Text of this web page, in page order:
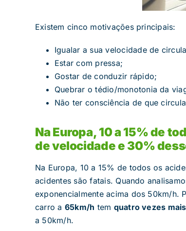
Existem cinco motivações principais:
Igualar a sua velocidade de
Estar com pressa;
Gostar de conduzir rápido;
Quebrar o tédio/monotonia da
Não ter consciência de que
Na Europa, 10 a 15% de
de velocidade e 30%
Na Europa, 10 a 15% de todos os
acidentes são fatais. Quando
exponencialmente acima dos 50km/h.
carro a 65km/h tem quatro vezes
a 50km/h.